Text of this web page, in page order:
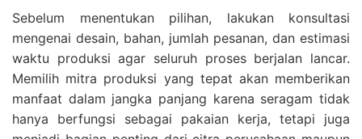
Sebelum menentukan pilihan, lakukan konsultasi
mengenai desain, bahan, jumlah pesanan, dan estimasi
waktu produksi agar seluruh proses berjalan lancar.
Memilih mitra produksi yang tepat akan memberikan
manfaat dalam jangka panjang karena seragam tidak
hanya berfungsi sebagai pakaian kerja, tetapi juga